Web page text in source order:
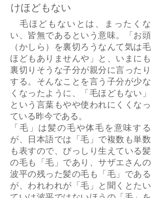
けほどもない
毛ほどもないとは、まったくな
い、皆無であるという意味。「お頭
（かしら）を裏切ろうなんて気は毛
ほどもありませんや」と、いまにも
裏切りそうな子分が親分に言ったり
する。そんなことを言う子分が少な
くなったように、「毛ほどもない」
という言葉もやや使われにくくなっ
ている昨今である。
「毛」は髪の毛や体毛を意味する
が、日本語では「毛」で複数も単数
も表すので、びっしり生えている髪
の毛も「毛」であり、サザエさんの
波平の残った髪の毛も「毛」である
が、われわれが「毛」と聞くとたい